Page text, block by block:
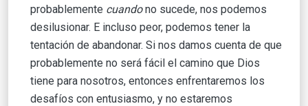
probablemente cuandono sucede, nos podemos
desilusionar. E incluso peor, podemos tener la
tentación de abandonar. Si nos damos cuenta de que
probablemente no será fácil el camino que Dios
tiene para nosotros, entonces enfrentaremos los
desafíos con entusiasmo, y no estaremos